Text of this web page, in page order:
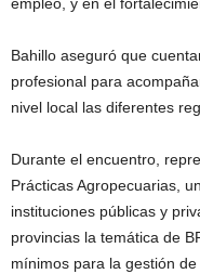
Bahillo aseguró que
profesional para
nivel local las diferentes
Durante el encuentro,
Prácticas Agropecuarias,
instituciones públicas y
provincias la temática de
mínimos para la gestión